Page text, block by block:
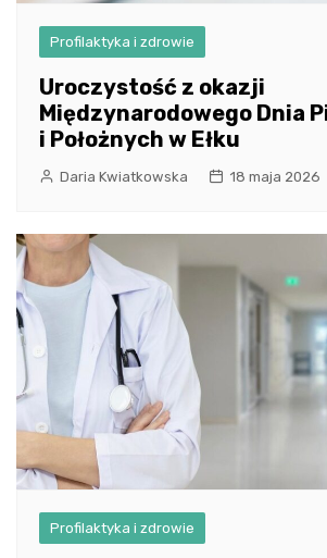
Profilaktyka i zdrowie
Uroczystość z okazji
Międzynarodowego Dnia
i Położnych w Ełku
Daria Kwiatkowska 18 maja 2026
Profilaktyka i zdrowie